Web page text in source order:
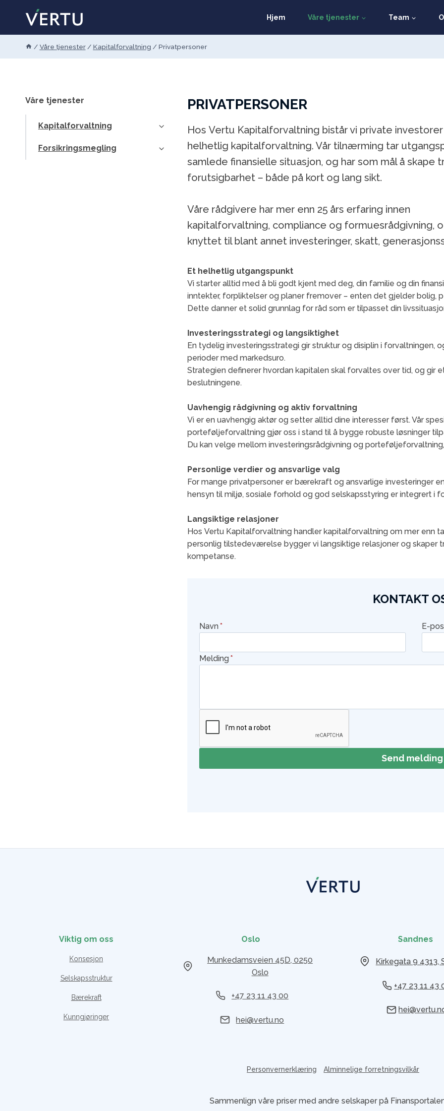
Hjem Våre tjenester Team
/ Våre tjenester / Kapitalforvaltning / Privatpersoner
Våre tjenester
Kapitalforvaltning
Forsikringsmegling
PRIVATPERSONER
Hos Vertu Kapitalforvaltning bistår vi private
helhetlig kapitalforvaltning. Vår tilnærming tar
samlede finansielle situasjon, og har som mål å skape
forutsigbarhet – både på kort og lang sikt.
Våre rådgivere har mer enn 25 års erfaring innen
kapitalforvaltning, compliance og formuesrådgivning,
knyttet til blant annet investeringer, skatt,
Et helhetlig utgangspunkt
Vi starter alltid med å bli godt kjent med deg, din familie og din
inntekter, forpliktelser og planer fremover – enten det gjelder bolig,
Dette danner et solid grunnlag for råd som er tilpasset din
Investeringsstrategi og langsiktighet
En tydelig investeringsstrategi gir struktur og disiplin i forvaltningen,
perioder med markedsuro.
Strategien definerer hvordan kapitalen skal forvaltes over tid, og gir
beslutningene.
Uavhengig rådgivning og aktiv forvaltning
Vi er en uavhengig aktør og setter alltid dine interesser først. Vår
porteføljeforvaltning gjør oss i stand til å bygge robuste løsninger
Du kan velge mellom investeringsrådgivning og
Personlige verdier og ansvarlige valg
For mange privatpersoner er bærekraft og ansvarlige investeringer
hensyn til miljø, sosiale forhold og god selskapsstyring er integrert i
Langsiktige relasjoner
Hos Vertu Kapitalforvaltning handler kapitalforvaltning om mer enn
personlig tilstedeværelse bygger vi langsiktige relasjoner og skaper
kompetanse.
KONTAKT
Navn* E-
Melding*
Send
Viktig om oss
Konsesjon
Selskapsstruktur
Bærekraft
Kunngjøringer
Oslo
Munkedamsveien 45D, 0250
Oslo
+47 23 11 43 00
hei@vertu.no
Sandnes
Kirkegata 9 4313,
+47 23 11 43
Personvernerklæring Alminnelige forretningsvilkår
Sammenlign våre priser med andre selskaper på